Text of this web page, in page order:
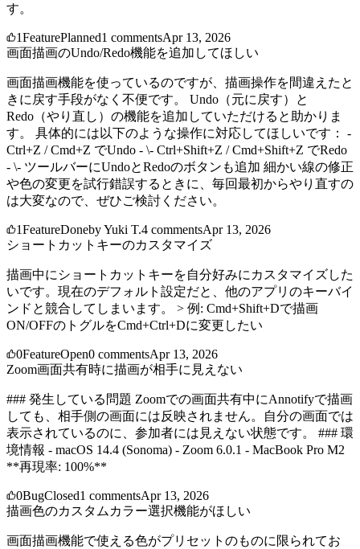
す。
1FeaturePlanned1 commentsApr 13, 2026
画面描画のUndo/Redo機能を追加してほしい
画面描画機能を使っているのですが、描画操作を間違えたと
きに戻す手段がなく不便です。 Undo（元に戻す）と
Redo（やり直し）の機能を追加していただけると助かりま
す。 具体的には以下のような操作に対応してほしいです： -
Ctrl+Z / Cmd+Z でUndo - \- Ctrl+Shift+Z / Cmd+Shift+Z でRedo
- \- ツールバーにUndoとRedoのボタンも追加 細かい線の修正
や色の変更を試行錯誤するときに、毎回最初からやり直すの
は大変なので、ぜひご検討ください。
1FeatureDonebyYuki T.4 commentsApr 13, 2026
ショートカットキーのカスタマイズ
描画中にショートカットキーを自分好みにカスタマイズした
いです。現在のデフォルト設定だと、他のアプリのキーバイ
ンドと競合してしまいます。 > 例: Cmd+Shift+Dで描画
ON/OFFのトグルをCmd+Ctrl+Dに変更したい
0FeatureOpen0 commentsApr 13, 2026
Zoom画面共有時に描画が相手に見えない
### 発生している問題 Zoomでの画面共有中にAnnotifyで描画
しても、相手側の画面には反映されません。自分の画面では
表示されているのに、参加者には見えない状態です。 ### 環
境情報 - macOS 14.4 (Sonoma) - Zoom 6.0.1 - MacBook Pro M2
**再現率: 100%**
0BugClosed1 commentsApr 13, 2026
描画色のカスタムカラー選択機能がほしい
画面描画機能で使える色がプリセットのものに限られてお